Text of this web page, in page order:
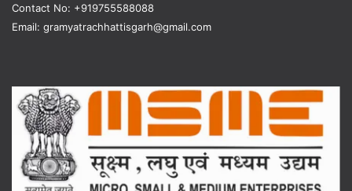
Contact No: +919755588088
Email: gramyatrachhattisgarh@gmail.com